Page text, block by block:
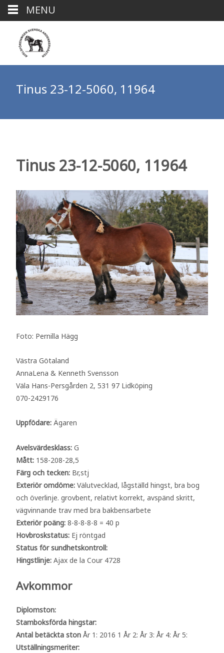
Tinus 23-12-5060, 11964
Tinus 23-12-5060, 11964
Foto: Pernilla Hägg
Västra Götaland
AnnaLena & Kenneth Svensson
Väla Hans-Persgården 2, 531 97 Lidköping
070-2429176
Uppfödare: Ägaren
Avelsvärdesklass: G
Mått: 158-208-28,5
Färg och tecken: Br,stj
Exteriör omdöme: Välutvecklad, lågställd hingst, bra bog
och överlinje. grovbent, relativt korrekt, avspänd skritt,
vägvinnande trav med bra bakbensarbete
Exteriör poäng: 8-8-8-8-8 = 40 p
Hovbroskstatus: Ej röntgad
Status för sundhetskontroll:
Hingstlinje: Ajax de la Cour 4728
Avkommor
Diplomston:
Stamboksförda hingstar:
Antal betäckta ston År 1: 2016 1 År 2: År 3: År 4: År 5:
Utställningsmeriter:
MENU